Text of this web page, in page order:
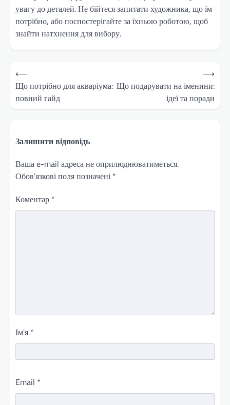
увагу до деталей. Не бійтеся запитати художника, що їм
потрібно, або поспостерігайте за їхньою роботою, щоб
знайти натхнення для вибору.
Навігація
записів
⟵
Що потрібно для акваріума:
повний гайд
Що подарувати на іменини:
ідеї та поради
⟶
Залишити відповідь
Ваша e-mail адреса не оприлюднюватиметься.
Обов’язкові поля позначені *
Коментар *
Ім'я *
Email *